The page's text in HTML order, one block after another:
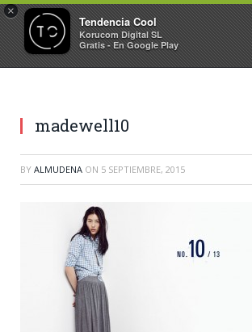
×
Tendencia Cool
Korucom Digital SL
Gratis - En Google Play
madewell10
BY ALMUDENA ON 5 SEPTIEMBRE, 2015